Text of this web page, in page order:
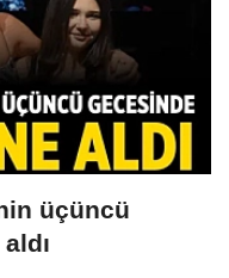
üçüncü